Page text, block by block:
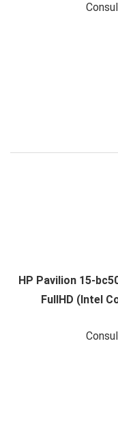
HP Pavilion 15-
FullHD (Intel